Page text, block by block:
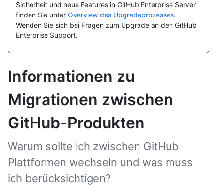
Sicherheit und neue Features in GitHub Enterprise Server
finden Sie unter Overview des Upgradeprozesses.
Wenden Sie sich bei Fragen zum Upgrade an den GitHub
Enterprise Support.
Informationen zu
Migrationen zwischen
GitHub-Produkten
Warum sollte ich zwischen GitHub
Plattformen wechseln und was muss
ich berücksichtigen?